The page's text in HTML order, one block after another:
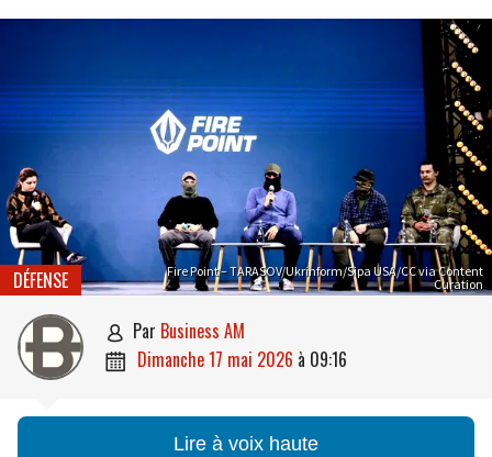
Fire Point – TARASOV/Ukrinform/Sipa USA/CC via Content
Curation
DÉFENSE
 par Business AM
 dimanche 17 mai 2026 à 09:16
Lire à voix haute